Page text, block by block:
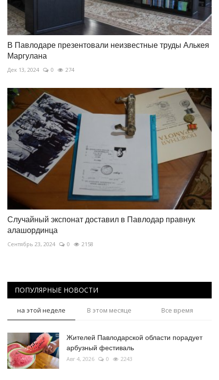
В Павлодаре презентовали неизвестные труды Алькея
Маргулана
Дек 13, 2024 0 274
Случайный экспонат доставил в Павлодар правнук
алашординца
Сентябрь 23, 2024 0 2158
ПОПУЛЯРНЫЕ НОВОСТИ
на этой неделе В этом месяце Все время
Жителей Павлодарской области порадует
арбузный фестиваль
Авг 4, 2026 0 2243